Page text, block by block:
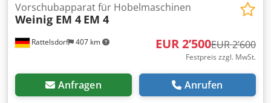
Rattelsdorf 407 km
Vorschubapparat für Hobelmaschinen
Weinig EM 4 EM 4
EUR 2’500EUR 2’600
Festpreis zzgl. MwSt.
Anfragen Anrufen